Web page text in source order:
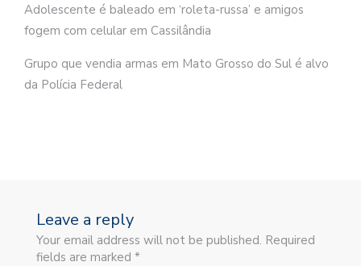
Adolescente é baleado em ‘roleta-russa’ e amigos
fogem com celular em Cassilândia
Grupo que vendia armas em Mato Grosso do Sul é alvo
da Polícia Federal
Leave a reply
Your email address will not be published. Required
fields are marked *